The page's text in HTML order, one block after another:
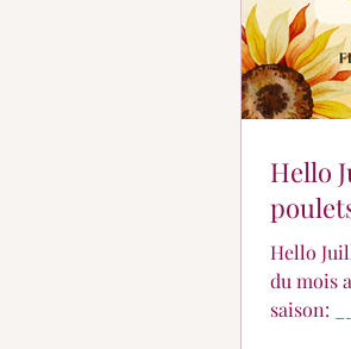
Hello
Hello
du mois
saison: